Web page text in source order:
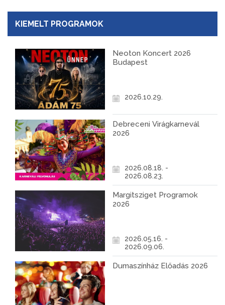
KIEMELT PROGRAMOK
Neoton Koncert 2026
Budapest
2026.10.29.
Debreceni Virágkarnevál
2026
2026.08.18. -
2026.08.23.
Margitsziget Programok
2026
2026.05.16. -
2026.09.06.
Dumaszínház Előadás 2026